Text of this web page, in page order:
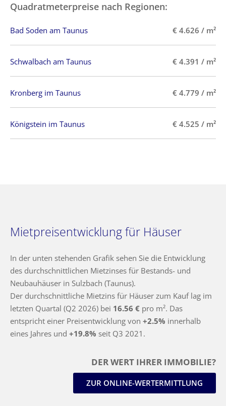
Quadratmeterpreise nach Regionen:
Bad Soden am Taunus € 4.626 / m²
Schwalbach am Taunus € 4.391 / m²
Kronberg im Taunus € 4.779 / m²
Königstein im Taunus € 4.525 / m²
Mietpreisentwicklung für Häuser
In der unten stehenden Grafik sehen Sie die Entwicklung
des durchschnittlichen Mietzinses für Bestands- und
Neubauhäuser in Sulzbach (Taunus).
Der durchschnittliche Mietzins für Häuser zum Kauf lag im
letzten Quartal (Q2 2026) bei 16.56 € pro m². Das
entspricht einer Preisentwicklung von +2.5% innerhalb
eines Jahres und +19.8% seit Q3 2021.
DER WERT IHRER IMMOBILIE?
ZUR ONLINE-WERTERMITTLUNG